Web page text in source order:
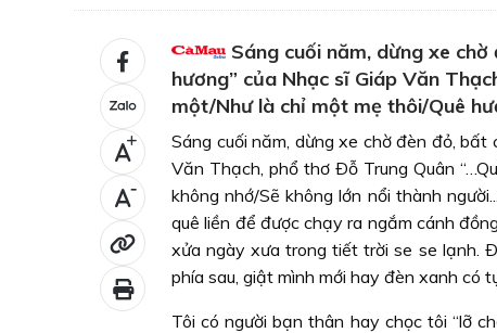
+
-
Sáng cuối năm, dừng xe
hương” của Nhạc sĩ Giáp Văn
một/Như là chỉ một mẹ thôi/Quê
Sáng cuối năm, dừng xe chờ đèn đỏ,
Văn Thạch, phổ thơ Ðỗ Trung Quân
không nhớ/Sẽ không lớn nổi thành
quê liền để được chạy ra ngắm cánh
xửa ngày xưa trong tiết trời se se lạnh.
phía sau, giật mình mới hay đèn xanh có
Tôi có người bạn thân hay chọc tôi “lỡ